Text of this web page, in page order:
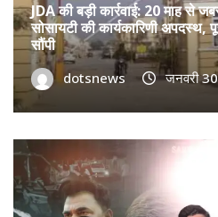
JDA की बड़ी कार्रवाई: 20 माह से
सोसायटी की कार्यकारिणी अपदस्थ,
सौंपी
dotsnews जनवरी